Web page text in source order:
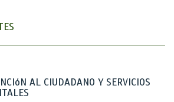
AL CIUDADANO Y SERVICIOS